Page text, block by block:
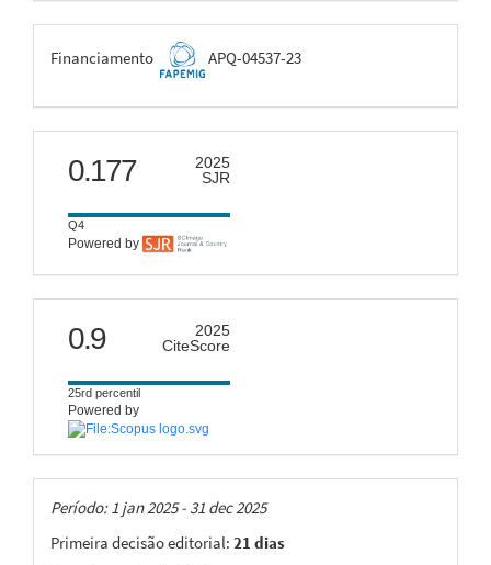
FAPEMIG
Financiamento APQ-04537-23
scimago
0.177
2025
SJR
Q4
Powered by
citescore
0.9
2025
CiteScore
25rd percentil
Powered by
Taxas
Período: 1 jan 2025 - 31 dec 2025
Primeira decisão editorial: 21 dias